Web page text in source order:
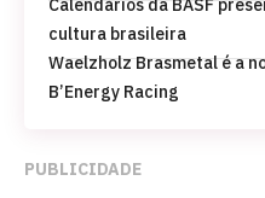
Calendários da BASF
cultura brasileira
Waelzholz Brasmetal é a
B’Energy Racing
PUBLICIDADE